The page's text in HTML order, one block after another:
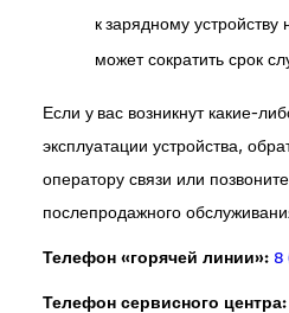
к зарядному
может сократить срок
Если у вас возникнут какие-
эксплуатации устройства,
оператору связи или
послепродажного
Телефон «горячей линии»: 8
Телефон сервисного центра: